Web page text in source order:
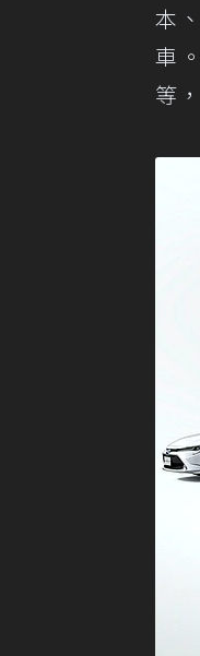
本
車
等